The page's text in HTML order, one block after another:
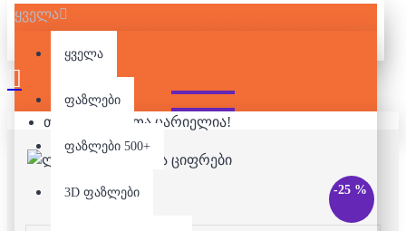
ყველა
ყველა
ფაზლები
ფაზლები 500+
3D ფაზლები
თქვენი კალათა ცარიელია!
ᲚᲝᲢᲝ - ᲐᲜᲑᲐᲜᲘ ᲓᲐ
-25 %